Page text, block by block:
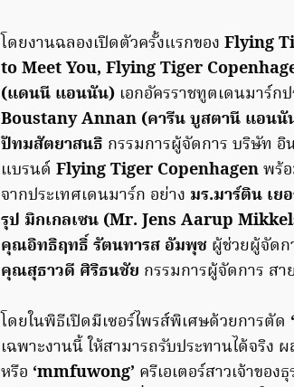
โดยงานฉลองเปิดตัวครั้งแรกของ Flying
to Meet You, Flying Tiger
(แดนนี แอนนัน) เอกอัครราชทูตเดนมาร์ก
Boustany Annan (คารีน บูสตานี แอนนั
ปัทมสัตยาสนธิ กรรมการผู้จัดการ บริษัท อิ
แบรนด์ Flying Tiger Copenhagenพร้
จากประเทศเดนมาร์ก อย่าง มร.มาร์ติน เ
รุป มิกเกลเซน (Mr. Jens Aarup
คุณอิทธิฤทธิ์ รัตนทารส อัมพุช ผู้ช่วยผู้จัด
คุณสุธาวดี ศิริธนชัย กรรมการผู้จัดการ ส
โดยในพิธีเปิดมีเซอร์ไพรส์พิเศษด้วยการตัด
เฉพาะงานนี้ ให้สามารถรับประทานได้จริง
หรือ ‘mmfuwong’ ครีเอเตอร์สาวเจ้าของ